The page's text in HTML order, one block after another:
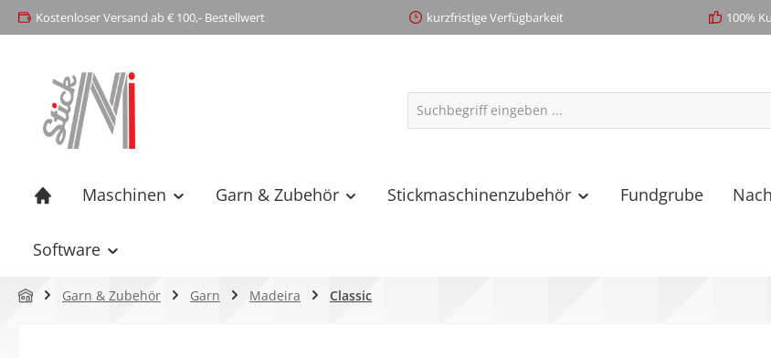
Zur Hauptnavigation springen
Kostenloser Versand ab € 100,- Bestellwert kurzfristige Verfügbarkeit 100%
Maschinen Garn & Zubehör Stickmaschinenzubehör Fundgrube
Software
Garn & Zubehör Garn Madeira Classic